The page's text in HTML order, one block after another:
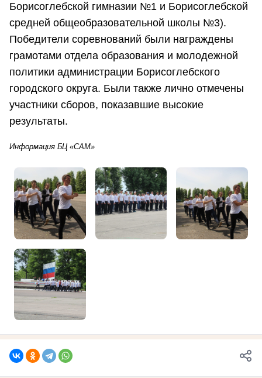
Борисоглебской гимназии №1 и Борисоглебской
средней общеобразовательной школы №3).
Победители соревнований были награждены
грамотами отдела образования и молодежной
политики администрации Борисоглебского
городского округа. Были также лично отмечены
участники сборов, показавшие высокие
результаты.
Информация БЦ «САМ»